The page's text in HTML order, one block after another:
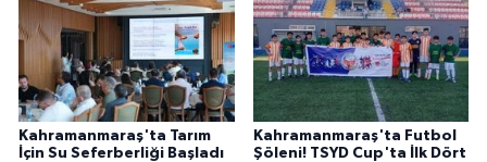
Kahramanmaraş'ta Tarım
İçin Su Seferberliği Başladı
Kahramanmaraş'ta Futbol
Şöleni! TSYD Cup'ta İlk Dört
BÖLGEDEN
BİLİM TEKNOLOJİ
ASAYİŞ